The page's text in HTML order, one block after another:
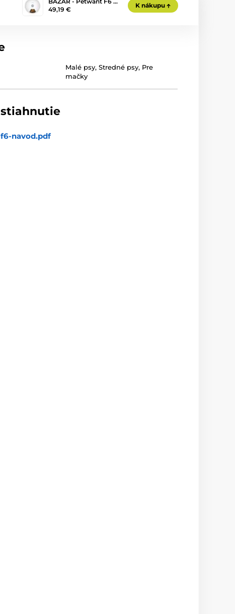
49,19 €
K nákupu
Malé psy,Stredné psy, Pre
mačky
navod.pdf